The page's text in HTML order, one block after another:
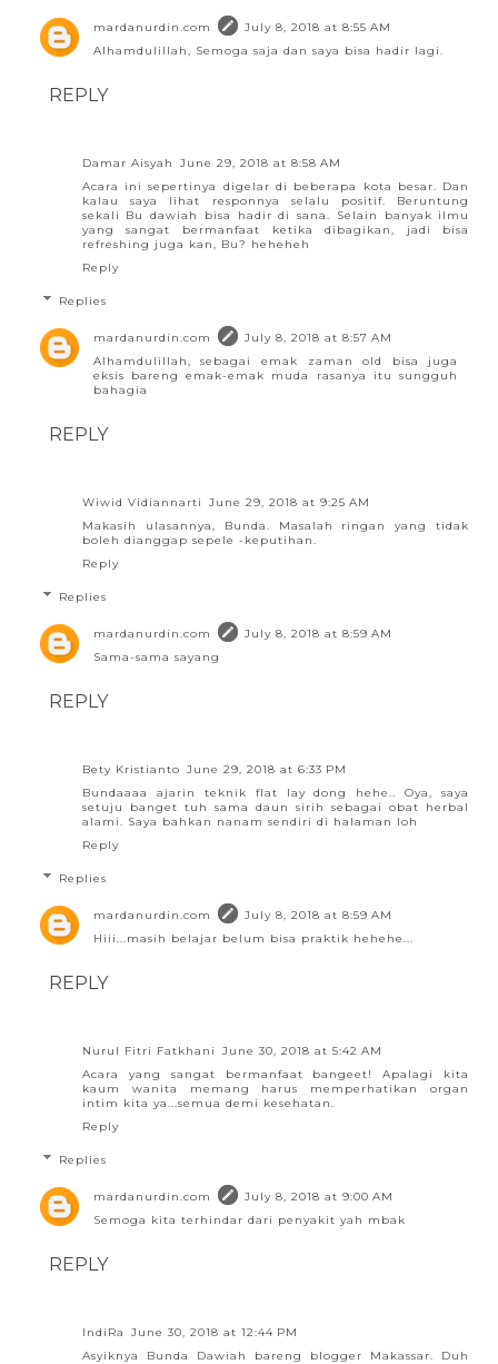
mardanurdin.com
July 8, 2018 at 8:55 AM
Alhamdulillah, Semoga saja dan saya bisa hadir lagi.
REPLY
Damar Aisyah
June 29, 2018 at 8:58 AM
Acara ini sepertinya digelar di beberapa kota besar. Dan
kalau saya lihat responnya selalu positif. Beruntung
sekali Bu dawiah bisa hadir di sana. Selain banyak ilmu
yang sangat bermanfaat ketika dibagikan, jadi bisa
refreshing juga kan, Bu? heheheh
Reply
Replies
mardanurdin.com
July 8, 2018 at 8:57 AM
Alhamdulillah, sebagai emak zaman old bisa juga
eksis bareng emak-emak muda rasanya itu sungguh
bahagia
REPLY
Wiwid Vidiannarti
June 29, 2018 at 9:25 AM
Makasih ulasannya, Bunda. Masalah ringan yang tidak
boleh dianggap sepele -keputihan.
Reply
Replies
mardanurdin.com
July 8, 2018 at 8:59 AM
Sama-sama sayang
REPLY
Bety Kristianto June 29, 2018 at 6:33 PM
Bundaaaa ajarin teknik flat lay dong hehe.. Oya, saya
setuju banget tuh sama daun sirih sebagai obat herbal
alami. Saya bahkan nanam sendiri di halaman loh
Reply
Replies
mardanurdin.com
July 8, 2018 at 8:59 AM
Hiii...masih belajar belum bisa praktik hehehe...
REPLY
Nurul Fitri Fatkhani
June 30, 2018 at 5:42 AM
Acara yang sangat bermanfaat bangeet! Apalagi kita
kaum wanita memang harus memperhatikan organ
intim kita ya...semua demi kesehatan.
Reply
Replies
mardanurdin.com
July 8, 2018 at 9:00 AM
Semoga kita terhindar dari penyakit yah mbak
REPLY
IndiRa
June 30, 2018 at 12:44 PM
Asyiknya Bunda Dawiah bareng blogger Makassar. Duh